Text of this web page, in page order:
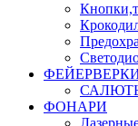
ФОНАРИ